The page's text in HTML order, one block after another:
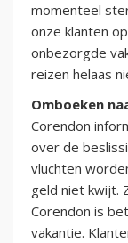
momenteel
onze klanten
onbezorgde
reizen helaas
Omboeken
Corendon
over de
vluchten
geld niet kwijt.
Corendon is
vakantie.